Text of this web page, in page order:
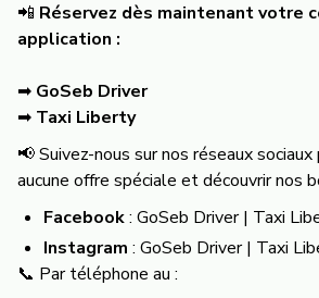
📲 Réservez dès maintenant votre
application :
➡ GoSeb Driver
➡ Taxi Liberty
📢 Suivez-nous sur nos réseaux
aucune offre spéciale et découvrir nos
Facebook: GoSeb Driver| Taxi
Instagram : GoSeb Driver| Taxi
📞 Par téléphone au :